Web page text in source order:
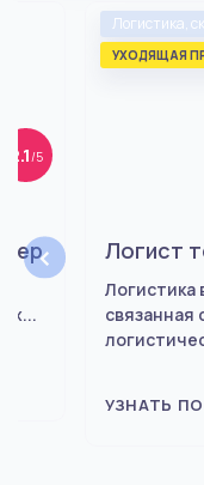
‹
Логистика, склады,
УХОДЯЩАЯ
Логист
Логистика в
связанная с
логистических
логист –
УЗНАТЬ